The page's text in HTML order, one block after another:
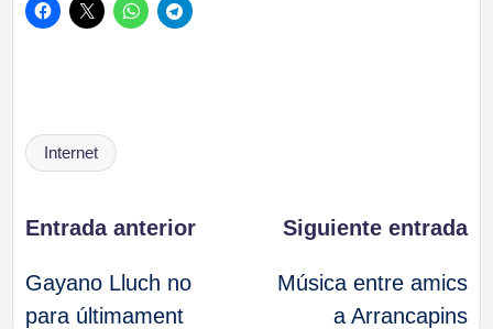
Etiquetas:
Internet
Navegación
de
Entrada anterior
Gayano Lluch no
para últimament
Siguiente entrada
Música entre amics
a Arrancapins